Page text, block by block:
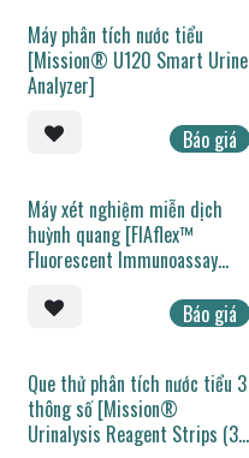
Máy phân tích nước tiểu
[Mission® U120 Smart Urine
Analyzer]
Báo giá
Máy xét nghiệm miễn dịch
huỳnh quang [FIAflex™
Fluorescent Immunoassay
Báo giá
Que thử phân tích nước tiểu 3
thông số [Mission®
Urinalysis Reagent Strips (3